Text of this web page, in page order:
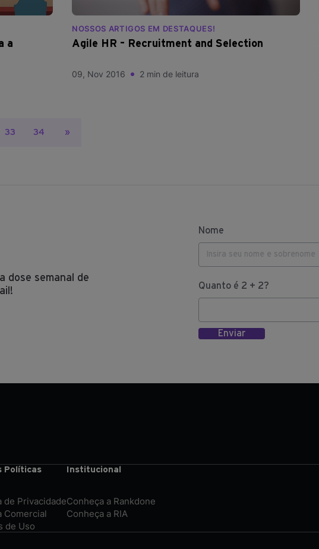
a
NOSSOS ARTIGOS EM DESTAQUES!
Agile HR – Recruitment and Selection
09, Nov 2016 2 min de leitura
33 34 »
dose semanal de
Nome
Quanto é 2 + 2?
Enviar
Políticas
de Privacidade
Comercial
de Uso
Institucional
Conheça a Rankdone
Conheça a RIA